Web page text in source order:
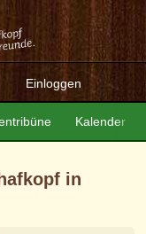
Einloggen
Kalender
in